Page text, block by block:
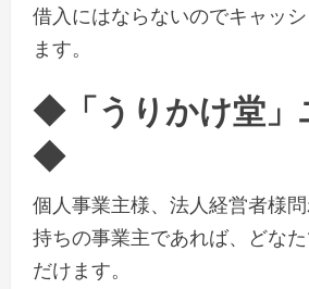
借入にはならないのでキャッ
ます。
◆「うりかけ堂」
◆
個人事業主様、法人経営者様
持ちの事業主であれば、どな
だけます。